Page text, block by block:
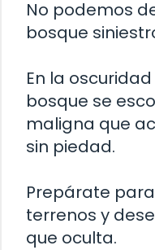
No podemos
bosque
En la
bosque se
maligna que
sin piedad.
Prepárate
terrenos y
que oculta.